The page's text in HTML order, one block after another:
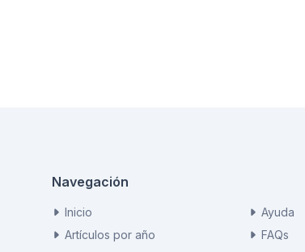
Navegación
Inicio
Artículos por año
Ayuda
FAQs